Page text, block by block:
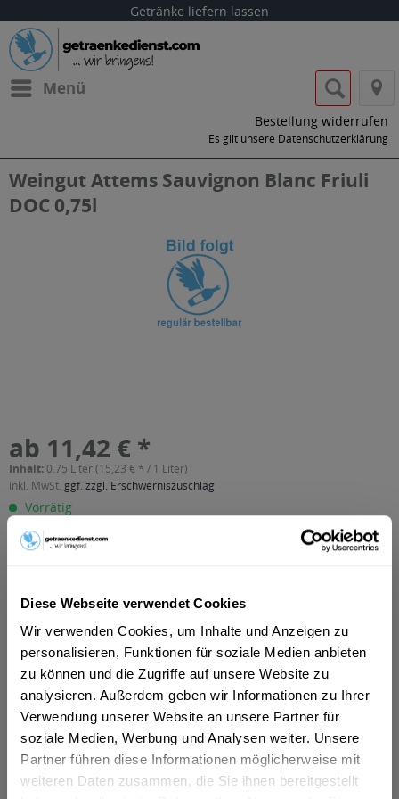
Diese Webseite verwendet Cookies
Wir verwenden Cookies, um Inhalte und Anzeigen zu
personalisieren, Funktionen für soziale Medien anbieten
zu können und die Zugriffe auf unsere Website zu
analysieren. Außerdem geben wir Informationen zu Ihrer
Verwendung unserer Website an unsere Partner für
soziale Medien, Werbung und Analysen weiter. Unsere
Partner führen diese Informationen möglicherweise mit
weiteren Daten zusammen, die Sie ihnen bereitgestellt
Getränke liefern lassen
Menü
Bestellung widerrufen
Es gilt unsere Datenschutzerklärung
Weingut Attems Sauvignon Blanc Friuli
DOC 0,75l
ab 11,42 € *
Inhalt: 0.75 Liter (15,23 € * / 1 Liter)
inkl. MwSt. ggf. zzgl. Erschwerniszuschlag
Vorrätig
In den
Artikel-Nr.:
38844
Verfügbar in:
Astenberg, Bradl, Dikat, Ehrenstall, Erlach, Rofansiedlung,
Tiergarten, Wiesing ,Brixlegg, Mehrn, Zimmermoos ,Bruck am
Ziller, Bruckerberg, Imming, Reith im Alpbachtal,Buch
Vomp, Vomperbach, Vomperberg,Fischl, Jenbach, Strass im
Zillertal, Tratzberg
Fritzens,
Kleinboden, Schlitters,Hygna, Reith im Alpbachtal, Scheffach
Kolsass,Kolsassberg,Mariatal, Voldöpp,Münster,Pill,
Schlagturn, Stans ,Schlitters,Schlitters, Strass im Zillertal,
Schwaz ,Wattens, Weer